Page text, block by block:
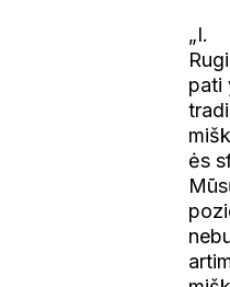
„I.
pati
ės